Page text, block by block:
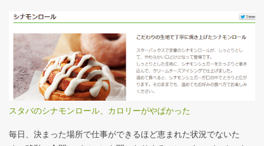
い。平均値で見ても情報は十分でないかもしれない。しかし、ヒ
ストグラムなどをあわせて見れば、相対的なポジションが分かり
やすい。朝日新聞の記事は、人が一緒に写っているので大きさを
把握しやすい。 そういえば、大きさ比較でタバコの箱を横に並べ
るのって、最近見かけないなぁ・・・。このご時世、タバコはNG
なのか？？
は微妙だ・・・と言い続けて10数年、ようやく見直されるよう
だ。ただ、その見直し内容も微妙では？？？というのが記事の主
旨。 AIにまとめさせるとこんな感じ。 日頃、各方面から「話が長
い」と言われているので、自分が話すよりAIが話した方がよいと
言われるのは時間の問題だろう。
スタバのシナモンロール、カロリーがやばかった
毎日、決まった場所で仕事ができるほど恵まれた状況でないた